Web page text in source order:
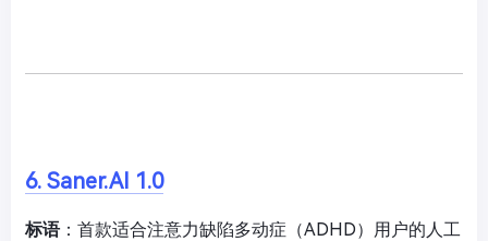
6. Saner.AI 1.0
标语：首款适合注意力缺陷多动症（ADHD）用户的人工